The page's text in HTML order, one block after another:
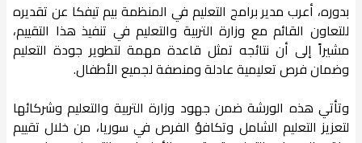
بدوره، أعرب مدير برامج التعليم في المنظمة بيم تيفكا عن تقديره
للتعاون القائم مع وزارة التربية والتعليم في تنفيذ هذا التقييم،
مشيراً إلى أن نتائجه تمثل قاعدة مهمة لتطوير جودة التعليم
وضمان فرص تعليمية عادلة ومنصفة لجميع الأطفال.
وتأتي هذه الورشة ضمن جهود وزارة التربية والتعليم وشركائها
لتعزيز التعليم الشامل وتكافؤ الفرص في سوريا، من خلال تقييم